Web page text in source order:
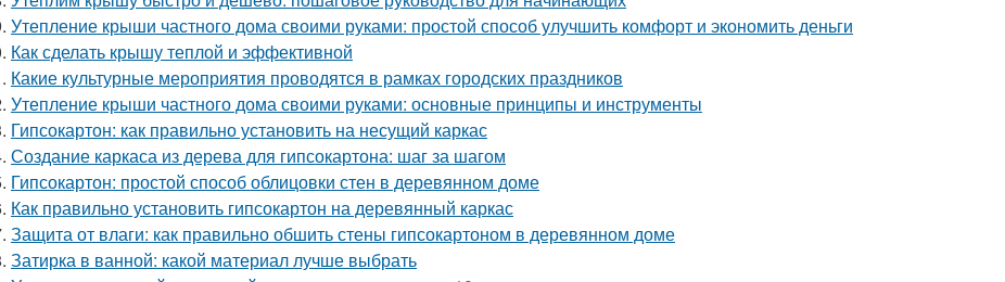
Утепление крыши частного дома своими руками: простой способ улучшить комфорт и экономить деньги
Как сделать крышу теплой и эффективной
Какие культурные мероприятия проводятся в рамках городских праздников
Утепление крыши частного дома своими руками: основные принципы и инструменты
Гипсокартон: как правильно установить на несущий каркас
Создание каркаса из дерева для гипсокартона: шаг за шагом
Гипсокартон: простой способ облицовки стен в деревянном доме
Как правильно установить гипсокартон на деревянный каркас
Защита от влаги: как правильно обшить стены гипсокартоном в деревянном доме
Затирка в ванной: какой материал лучше выбрать